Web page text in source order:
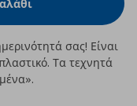
σας! Είναι
Τα τεχνητά